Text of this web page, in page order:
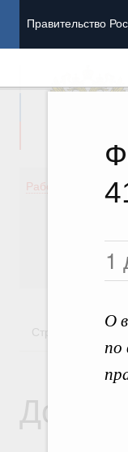
Правительство
1
О
по
Работа
Стратегии